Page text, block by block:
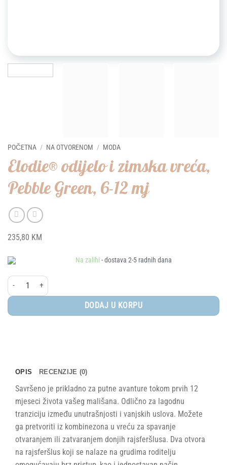
POČETNA / NA OTVORENOM / MODA
Elodie® odijelo i zimska vreća,
Pebble Green, 6-12 mj
235,80 KM
Na zalihi - dostava 2-5 radnih dana
Elodie® odijelo i zimska vreća, Pebble Green, 6-12 mj količina
DODAJ U KORPU
OPIS RECENZIJE (0)
Savršeno je prikladno za putne avanture tokom prvih 12
mjeseci života vašeg mališana. Odlično za lagodnu
tranziciju između unutrašnjosti i vanjskih uslova. Možete
ga pretvoriti iz kombinezona u vreću za spavanje
otvaranjem ili zatvaranjem donjih rajsferšlusa. Dva otvora
na rajsferšlus koji se nalaze na grudima roditelju